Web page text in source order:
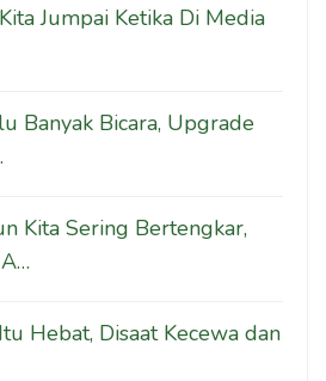
Jumpai Ketika Di Media
Banyak Bicara, Upgrade
Kita Sering Bertengkar,
Hebat, Disaat Kecewa dan